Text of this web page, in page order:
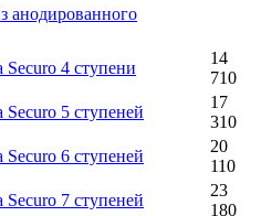
анодированного
Securo 4 ступени
14
710
5 ступеней
17
310
6 ступеней
20
110
7 ступеней
23
180